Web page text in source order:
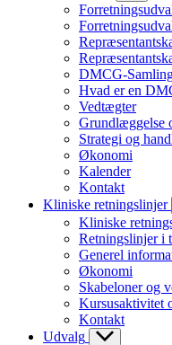
DMCG-
Hvad er en
Vedtægter
Grundlæggelse
Strategi og
Økonomi
Kalender
Kontakt
Kliniske retningslinjer
Kliniske
Retningslinjer i
Generel
Økonomi
Skabeloner og
Kursusaktivitet
Kontakt
Udvalg